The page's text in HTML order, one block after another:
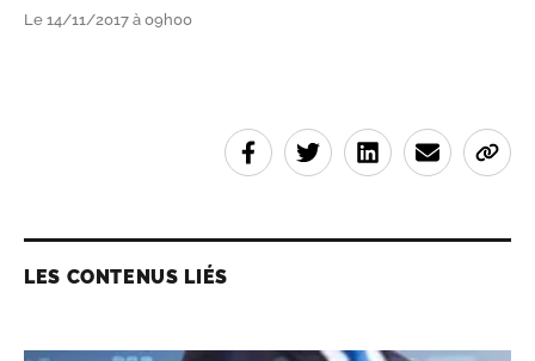
Le 14/11/2017 à 09h00
LES CONTENUS LIÉS